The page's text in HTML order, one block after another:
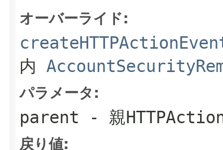
オーバーライド:
内
パラメータ:
parent - 親
戻り値: